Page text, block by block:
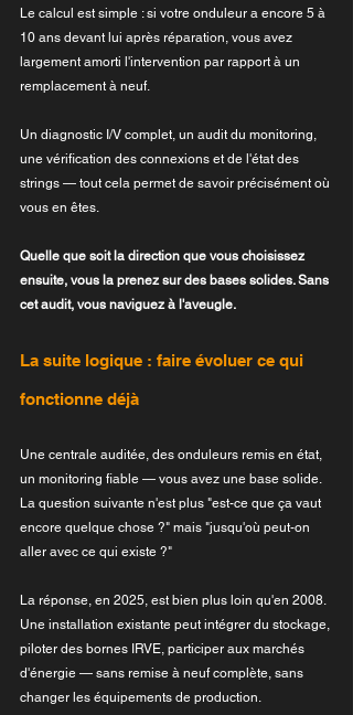
Le calcul est simple : si votre onduleur a encore 5 à
10 ans devant lui après réparation, vous avez
largement amorti l'intervention par rapport à un
remplacement à neuf.
Un diagnostic I/V complet, un audit du monitoring,
une vérification des connexions et de l'état des
strings — tout cela permet de savoir précisément où
vous en êtes.
Quelle que soit la direction que vous choisissez
ensuite, vous la prenez sur des bases solides. Sans
cet audit, vous naviguez à l'aveugle.
La suite logique : faire évoluer ce qui
fonctionne déjà
Une centrale auditée, des onduleurs remis en état,
un monitoring fiable — vous avez une base solide.
La question suivante n'est plus "est-ce que ça vaut
encore quelque chose ?" mais "jusqu'où peut-on
aller avec ce qui existe ?"
La réponse, en 2025, est bien plus loin qu'en 2008.
Une installation existante peut intégrer du stockage,
piloter des bornes IRVE, participer aux marchés
d'énergie — sans remise à neuf complète, sans
changer les équipements de production.